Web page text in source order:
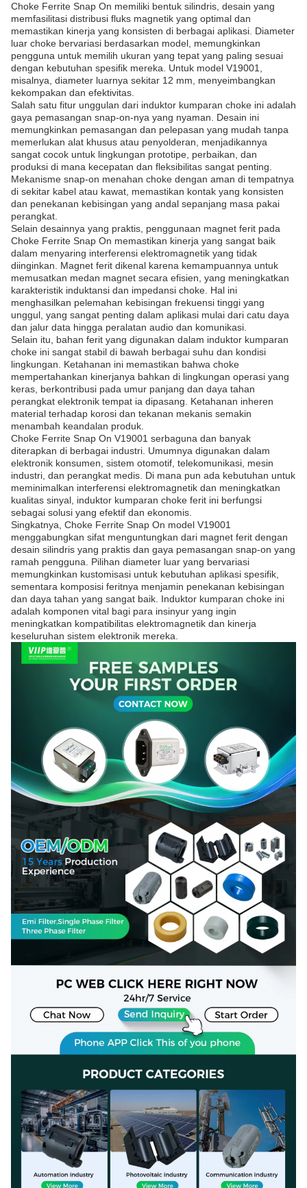
Choke Ferrite Snap On memiliki bentuk silindris, desain yang
memfasilitasi distribusi fluks magnetik yang optimal dan
memastikan kinerja yang konsisten di berbagai aplikasi. Diameter
luar choke bervariasi berdasarkan model, memungkinkan
pengguna untuk memilih ukuran yang tepat yang paling sesuai
dengan kebutuhan spesifik mereka. Untuk model V19001,
misalnya, diameter luarnya sekitar 12 mm, menyeimbangkan
kekompakan dan efektivitas.
Salah satu fitur unggulan dari induktor kumparan choke ini adalah
gaya pemasangan snap-on-nya yang nyaman. Desain ini
memungkinkan pemasangan dan pelepasan yang mudah tanpa
memerlukan alat khusus atau penyolderan, menjadikannya
sangat cocok untuk lingkungan prototipe, perbaikan, dan
produksi di mana kecepatan dan fleksibilitas sangat penting.
Mekanisme snap-on menahan choke dengan aman di tempatnya
di sekitar kabel atau kawat, memastikan kontak yang konsisten
dan penekanan kebisingan yang andal sepanjang masa pakai
perangkat.
Selain desainnya yang praktis, penggunaan magnet ferit pada
Choke Ferrite Snap On memastikan kinerja yang sangat baik
dalam menyaring interferensi elektromagnetik yang tidak
diinginkan. Magnet ferit dikenal karena kemampuannya untuk
memusatkan medan magnet secara efisien, yang meningkatkan
karakteristik induktansi dan impedansi choke. Hal ini
menghasilkan pelemahan kebisingan frekuensi tinggi yang
unggul, yang sangat penting dalam aplikasi mulai dari catu daya
dan jalur data hingga peralatan audio dan komunikasi.
Selain itu, bahan ferit yang digunakan dalam induktor kumparan
choke ini sangat stabil di bawah berbagai suhu dan kondisi
lingkungan. Ketahanan ini memastikan bahwa choke
mempertahankan kinerjanya bahkan di lingkungan operasi yang
keras, berkontribusi pada umur panjang dan daya tahan
perangkat elektronik tempat ia dipasang. Ketahanan inheren
material terhadap korosi dan tekanan mekanis semakin
menambah keandalan produk.
Choke Ferrite Snap On V19001 serbaguna dan banyak
diterapkan di berbagai industri. Umumnya digunakan dalam
elektronik konsumen, sistem otomotif, telekomunikasi, mesin
industri, dan perangkat medis. Di mana pun ada kebutuhan untuk
meminimalkan interferensi elektromagnetik dan meningkatkan
kualitas sinyal, induktor kumparan choke ferit ini berfungsi
sebagai solusi yang efektif dan ekonomis.
Singkatnya, Choke Ferrite Snap On model V19001
menggabungkan sifat menguntungkan dari magnet ferit dengan
desain silindris yang praktis dan gaya pemasangan snap-on yang
ramah pengguna. Pilihan diameter luar yang bervariasi
memungkinkan kustomisasi untuk kebutuhan aplikasi spesifik,
sementara komposisi feritnya menjamin penekanan kebisingan
dan daya tahan yang sangat baik. Induktor kumparan choke ini
adalah komponen vital bagi para insinyur yang ingin
meningkatkan kompatibilitas elektromagnetik dan kinerja
keseluruhan sistem elektronik mereka.